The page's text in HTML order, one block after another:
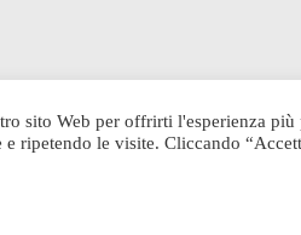
sito Web per offrirti l'esperienza più
ripetendo le visite. Cliccando